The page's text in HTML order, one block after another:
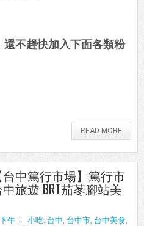
不趕快加入下面各類粉
READ MORE
中篤行市場】篤行市
旅遊 BRT茄苳腳站美
午 小吃::台中, 台中市, 台中美食,